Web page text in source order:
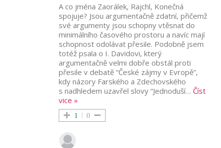
A co jména Zaorálek, Rajchl, Konečná
spojuje? Jsou argumentačně zdatní, přičemž
své argumenty jsou schopny vtěsnat do
minimálního časového prostoru a navíc mají
schopnost odolávat přesile. Podobně jsem
totéž psala o I. Davidovi, který
argumentačně velmi dobře obstál proti
přesile v debatě “České zájmy v Evropě”,
kdy názory Farského a Zdechovského
s nadhledem uzavřel slovy “Jednoduší… Číst
vice »
1 0